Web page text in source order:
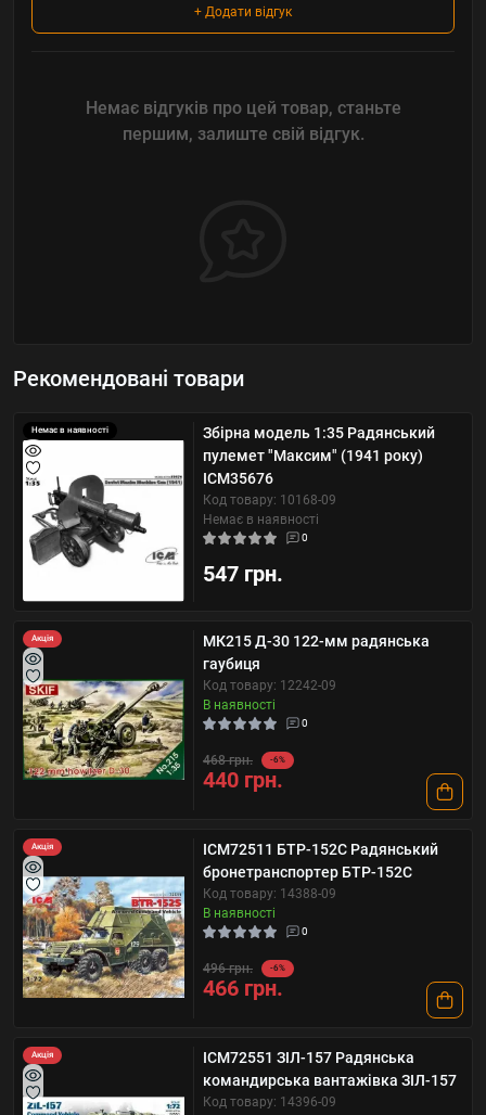
+ Додати відгук
Немає відгуків про цей товар, станьте
першим, залиште свій відгук.
Рекомендовані товари
Немає в наявності
Збірна модель 1:35 Радянський
пулемет "Максим" (1941 року)
ICM35676
Код товару: 10168-09
Немає в наявності
0
547 грн.
Акція
МК215 Д-30 122-мм радянська
гаубиця
Код товару: 12242-09
В наявності
0
468 грн. -6%
440 грн.
Акція
ICM72511 БТР-152С Радянський
бронетранспортер БТР-152С
Код товару: 14388-09
В наявності
0
496 грн. -6%
466 грн.
Акція
ICM72551 ЗІЛ-157 Радянська
командирська вантажівка ЗІЛ-157
Код товару: 14396-09